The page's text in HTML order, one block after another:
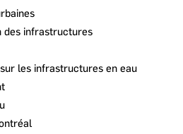
des infrastructures
les infrastructures en eau